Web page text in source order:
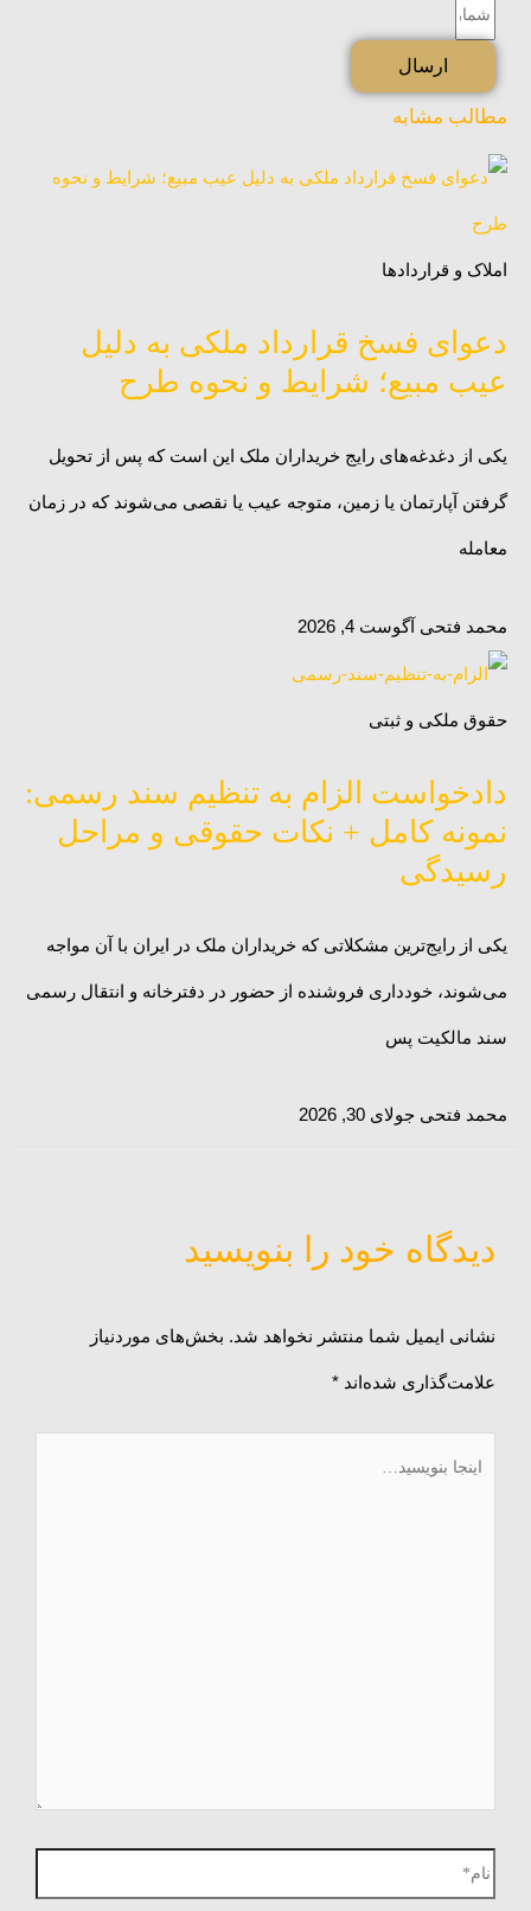
نام
خانوادگی
شماره
تماس ارسال
مطالب مشابه
املاک و قراردادها
دعوای فسخ قرارداد ملکی به دلیل
عیب مبیع؛ شرایط و نحوه طرح
یکی از دغدغه‌های رایج خریداران ملک این است که پس از تحویل
گرفتن آپارتمان یا زمین، متوجه عیب یا نقصی می‌شوند که در زمان
معامله
محمد فتحی آگوست 4, 2026
حقوق ملکی و ثبتی
دادخواست الزام به تنظیم سند رسمی:
نمونه کامل + نکات حقوقی و مراحل
رسیدگی
یکی از رایج‌ترین مشکلاتی که خریداران ملک در ایران با آن مواجه
می‌شوند، خودداری فروشنده از حضور در دفترخانه و انتقال رسمی
سند مالکیت پس
محمد فتحی جولای 30, 2026
دیدگاه‌ خود را بنویسید
نشانی ایمیل شما منتشر نخواهد شد. بخش‌های موردنیاز
علامت‌گذاری شده‌اند *